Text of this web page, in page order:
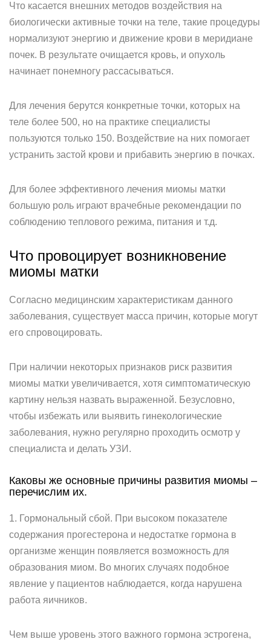
Что касается внешних методов воздействия на
биологически активные точки на теле, такие процедуры
нормализуют энергию и движение крови в меридиане
почек. В результате очищается кровь, и опухоль
начинает понемногу рассасываться.
Для лечения берутся конкретные точки, которых на
теле более 500, но на практике специалисты
пользуются только 150. Воздействие на них помогает
устранить застой крови и прибавить энергию в почках.
Для более эффективного лечения миомы матки
большую роль играют врачебные рекомендации по
соблюдению теплового режима, питания и т.д.
Что провоцирует возникновение
миомы матки
Согласно медицинским характеристикам данного
заболевания, существует масса причин, которые могут
его спровоцировать.
При наличии некоторых признаков риск развития
миомы матки увеличивается, хотя симптоматическую
картину нельзя назвать выраженной. Безусловно,
чтобы избежать или выявить гинекологические
заболевания, нужно регулярно проходить осмотр у
специалиста и делать УЗИ.
Каковы же основные причины развития миомы –
перечислим их.
1. Гормональный сбой. При высоком показателе
содержания прогестерона и недостатке гормона в
организме женщин появляется возможность для
образования миом. Во многих случаях подобное
явление у пациентов наблюдается, когда нарушена
работа яичников.
Чем выше уровень этого важного гормона эстрогена,